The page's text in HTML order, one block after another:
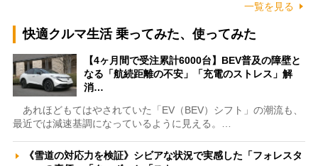
一覧を見る
快適クルマ生活 乗ってみた、使ってみた
【4ヶ月間で受注累計6000台】BEV普及の障壁と
なる「航続距離の不安」「充電のストレス」解
消…
あれほどもてはやされていた「EV（BEV）シフト」の潮流も、
最近では減速基調になっているように見える。…
《雪道の対応力を検証》シビアな状況で実感した「フォレスタ